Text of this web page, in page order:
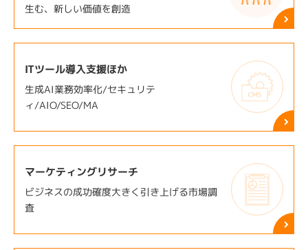
生む、新しい価値を創造
ITツール導入支援ほか
生成AI業務効率化/セキュリテ
ィ/AIO/SEO/MA
マーケティングリサーチ
ビジネスの成功確度大きく 引き上げる市場調
査